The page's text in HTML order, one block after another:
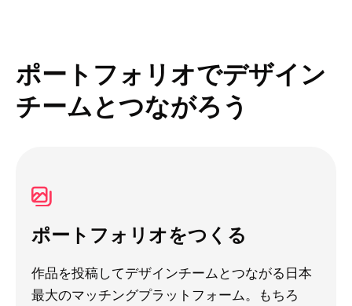
ポートフォリオでデザイン
チームとつながろう
ポートフォリオをつくる
作品を投稿してデザインチームとつながる日本
最大のマッチングプラットフォーム。もちろ